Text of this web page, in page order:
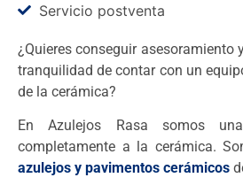
Servicio postventa
¿Quieres conseguir asesoramiento
tranquilidad de contar con un
de la cerámica?
En Azulejos Rasa somos
completamente a la cerámica.
azulejos y pavimentos cerámicos